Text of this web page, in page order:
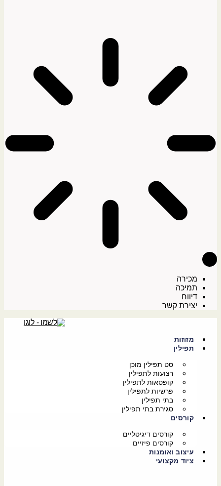
מכירה
תמיכה
דיווח
יצירת קשר
מזוזות
תפילין
סט תפילין מוכן
רצועות לתפילין
קופסאות לתפילין
פרשיות לתפילין
בתי תפילין
סגירת בתי תפילין
קורסים
קורסים דיגיטליים
קורסים פיזיים
עיצוב ואומנות
ציוד מקצועי